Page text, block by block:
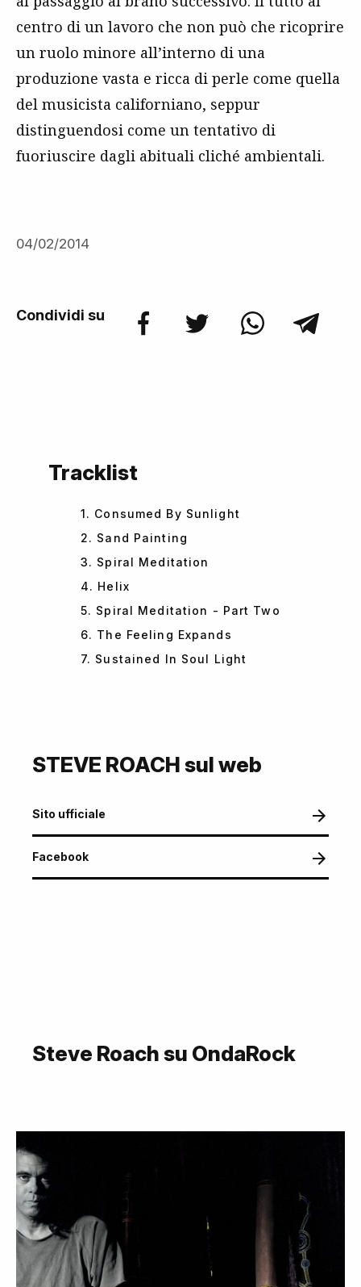
centro di un lavoro che non può che ricoprire
un ruolo minore all’interno di una
produzione vasta e ricca di perle come quella
del musicista californiano, seppur
distinguendosi come un tentativo di
fuoriuscire dagli abituali cliché ambientali.
04/02/2014
Condividi su
Tracklist
1. Consumed By Sunlight
2. Sand Painting
3. Spiral Meditation
4. Helix
5. Spiral Meditation - Part Two
6. The Feeling Expands
7. Sustained In Soul Light
STEVE ROACH sul web
Sito ufficiale
Facebook
Steve Roach su OndaRock